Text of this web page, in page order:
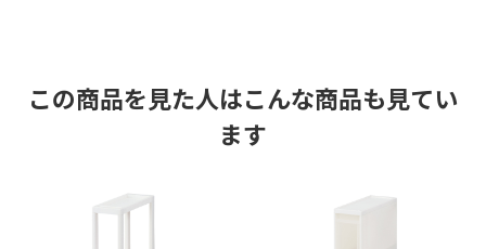
この商品を見た人はこんな商品も見てい
ます